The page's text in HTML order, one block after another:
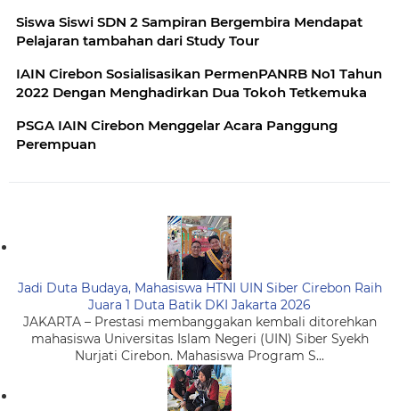
Siswa Siswi SDN 2 Sampiran Bergembira Mendapat
Pelajaran tambahan dari Study Tour
IAIN Cirebon Sosialisasikan PermenPANRB No1 Tahun
2022 Dengan Menghadirkan Dua Tokoh Tetkemuka
PSGA IAIN Cirebon Menggelar Acara Panggung
Perempuan
Jadi Duta Budaya, Mahasiswa HTNI UIN Siber Cirebon Raih
Juara 1 Duta Batik DKI Jakarta 2026
JAKARTA – Prestasi membanggakan kembali ditorehkan
mahasiswa Universitas Islam Negeri (UIN) Siber Syekh
Nurjati Cirebon. Mahasiswa Program S...